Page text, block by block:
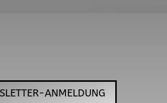
ANMELDUNG